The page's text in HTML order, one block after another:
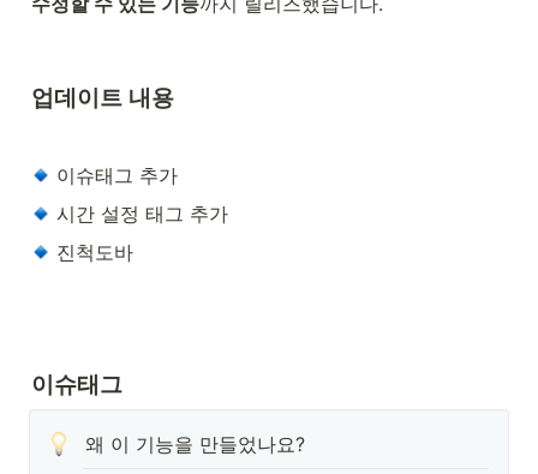
업데이트 내용
이슈태그 추가
시간 설정 태그 추가
진척도바
이슈태그
왜 이 기능을 만들었나요?